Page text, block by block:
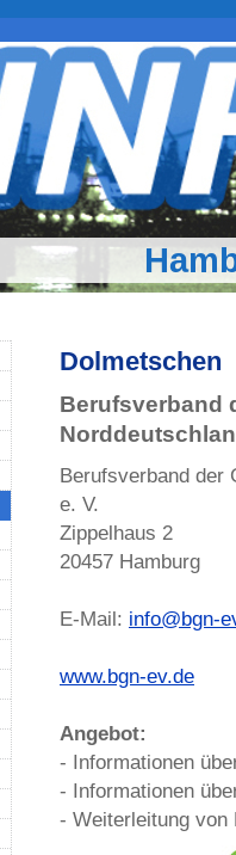
Dolmetschen
Berufsverband
Berufsverband der
e. V.
Zippelhaus 2
20457 Hamburg
E-Mail: info@bgn-
www.bgn-ev.de
Angebot:
- Informationen
- Informationen
- Weiterleitung von